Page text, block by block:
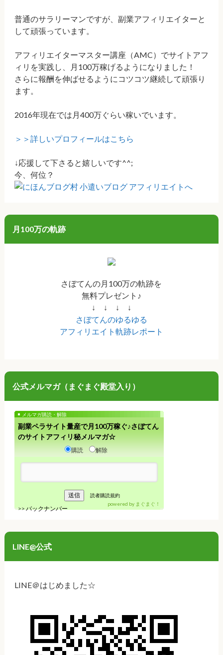
普通のサラリーマンですが、副業アフィリエイターと
して頑張っています。
アフィリエイターマスター講座（AMC）でサイトアフ
ィリを実践し、月100万稼げるようになりました！
さらに報酬を伸ばせるようにコツコツ継続して頑張り
ます。
2016年現在では月400万ぐらい稼いでいます。
＞＞詳しいプロフィールはこちら
↓応援して下さると嬉しいです^^;
今、何位？
月100万の軌跡
さぼてんの月100万の軌跡を
無料プレゼント♪
↓ ↓ ↓ ↓
さぼてんのゆるゆる
アフィリエイト軌跡レポート
公式メルマガ（まぐまぐ殿堂入り）
メルマガ購読・解除
副業ペラサイト量産で月100万稼ぐ♪さぼてん
のサイトアフィリ秘メルマガ☆
購読 解除
読者購読規約
>>バックナンバー
powered by まぐまぐ！
LINE@公式
LINE＠はじめました☆